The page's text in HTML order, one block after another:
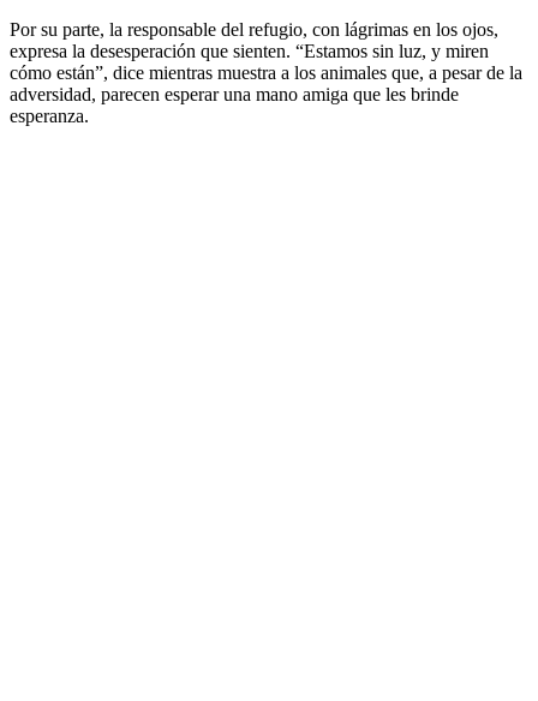
Por su parte, la responsable del refugio, con lágrimas en los ojos,
expresa la desesperación que sienten. “Estamos sin luz, y miren
cómo están”, dice mientras muestra a los animales que, a pesar de la
adversidad, parecen esperar una mano amiga que les brinde
esperanza.